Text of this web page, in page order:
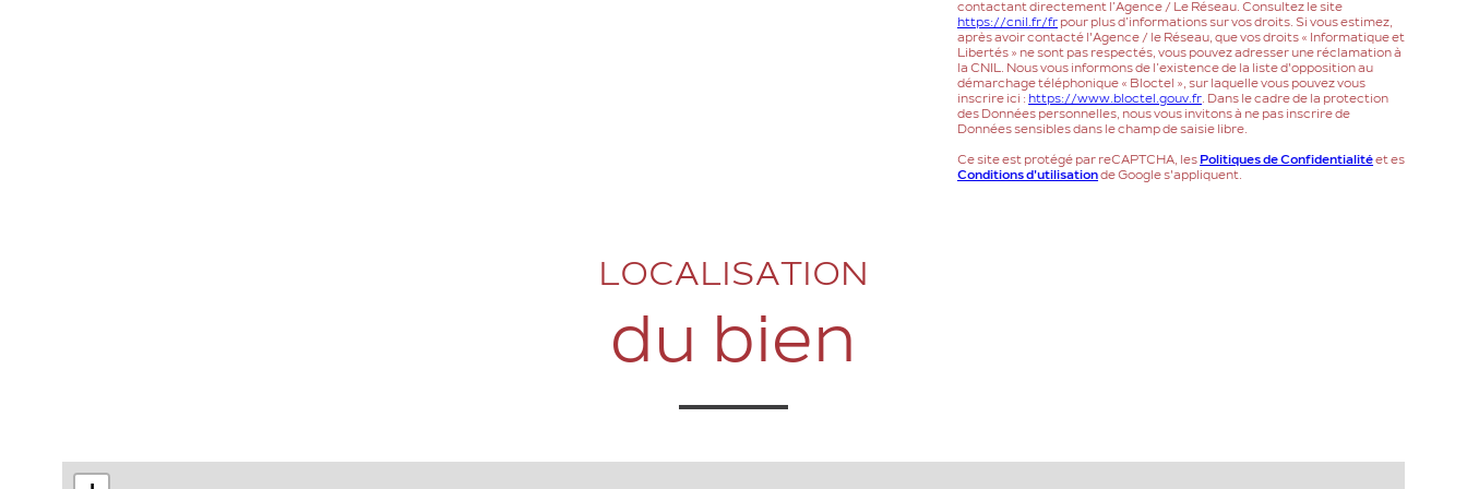
contactant directement l’Agence / Le Réseau. Consultez le site
https://cnil.fr/fr pour plus d’informations sur vos droits. Si vous estimez,
après avoir contacté l'Agence / le Réseau, que vos droits « Informatique et
Libertés » ne sont pas respectés, vous pouvez adresser une réclamation à
la CNIL. Nous vous informons de l’existence de la liste d'opposition au
démarchage téléphonique « Bloctel », sur laquelle vous pouvez vous
inscrire ici : https://www.bloctel.gouv.fr. Dans le cadre de la protection
des Données personnelles, nous vous invitons à ne pas inscrire de
Données sensibles dans le champ de saisie libre.
Ce site est protégé par reCAPTCHA, les Politiques de Confidentialitéet es
Conditions d'utilisationde Google s'appliquent.
LOCALISATION
du bien